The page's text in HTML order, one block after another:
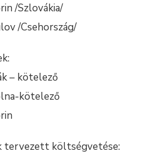
/Szlovákia/
/Csehország/
– kötelező
kötelező
költségvetése: